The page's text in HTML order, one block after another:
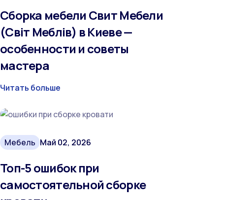
Сборка мебели Свит Мебели
(Світ Меблів) в Киеве —
особенности и советы
мастера
Читать больше
Мебель Май 02, 2026
Топ-5 ошибок при
самостоятельной сборке